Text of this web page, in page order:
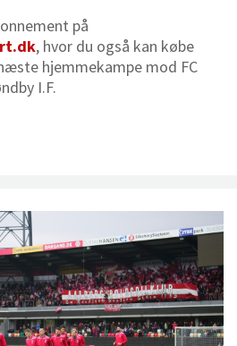
på
, hvor du også kan købe
hjemmekampe mod FC
I.F.